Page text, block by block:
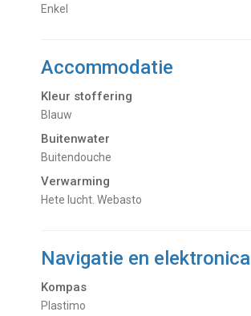
Enkel
Accommodatie
Kleur stoffering
Blauw
Buitenwater
buitendouche
Verwarming
hete lucht. Webasto
Navigatie en elektronica
Kompas
Plastimo